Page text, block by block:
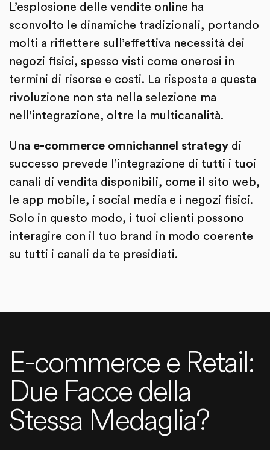
L’esplosione delle vendite online ha
sconvolto le dinamiche tradizionali, portando
molti a riflettere sull’effettiva necessità dei
negozi fisici, spesso visti come onerosi in
termini di risorse e costi. La risposta a questa
rivoluzione non sta nella selezione ma
nell’integrazione, oltre la multicanalità.
Una e-commerce omnichannel strategy di
successo prevede l’integrazione di tutti i tuoi
canali di vendita disponibili, come il sito web,
le app mobile, i social media e i negozi fisici.
Solo in questo modo, i tuoi clienti possono
interagire con il tuo brand in modo coerente
su tutti i canali da te presidiati.
E-commerce e Retail:
Due Facce della
Stessa Medaglia?